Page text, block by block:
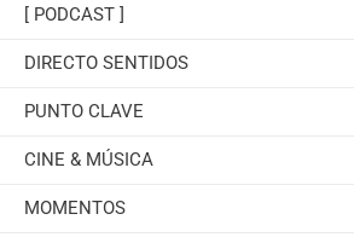
[ PODCAST ]
DIRECTO SENTIDOS
PUNTO CLAVE
CINE & MÚSICA
MOMENTOS